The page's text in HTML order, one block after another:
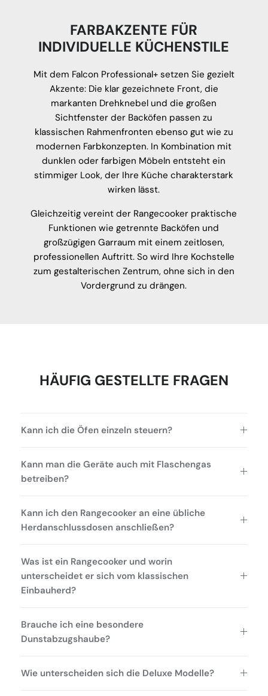
FARBAKZENTE FÜR
INDIVIDUELLE KÜCHENSTILE
Mit dem Falcon Professional+ setzen Sie gezielt
Akzente: Die klar gezeichnete Front, die
markanten Drehknebel und die großen
Sichtfenster der Backöfen passen zu
klassischen Rahmenfronten ebenso gut wie zu
modernen Farbkonzepten. In Kombination mit
dunklen oder farbigen Möbeln entsteht ein
stimmiger Look, der Ihre Küche charakterstark
wirken lässt.
Gleichzeitig vereint der Rangecooker praktische
Funktionen wie getrennte Backöfen und
großzügigen Garraum mit einem zeitlosen,
professionellen Auftritt. So wird Ihre Kochstelle
zum gestalterischen Zentrum, ohne sich in den
Vordergrund zu drängen.
HÄUFIG GESTELLTE FRAGEN
Kann ich die Öfen einzeln steuern?
Kann man die Geräte auch mit Flaschengas
betreiben?
Kann ich den Rangecooker an eine übliche
Herdanschlussdosen anschließen?
Was ist ein Rangecooker und worin
unterscheidet er sich vom klassischen
Einbauherd?
Brauche ich eine besondere
Dunstabzugshaube?
Wie unterscheiden sich die Deluxe Modelle?